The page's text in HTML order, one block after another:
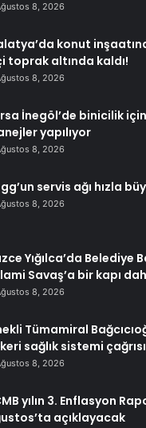
8, 2026
konut
toprak altında kaldı!
8, 2026
İnegöl’de binicilik
yapılıyor
8, 2026
servis ağı hızla
8, 2026
Yığılca’da Belediye
Savaş’a bir kapı
8, 2026
Tümamiral
sağlık sistemi çağrısı
8, 2026
yılın 3. Enflasyon
açıklayacak